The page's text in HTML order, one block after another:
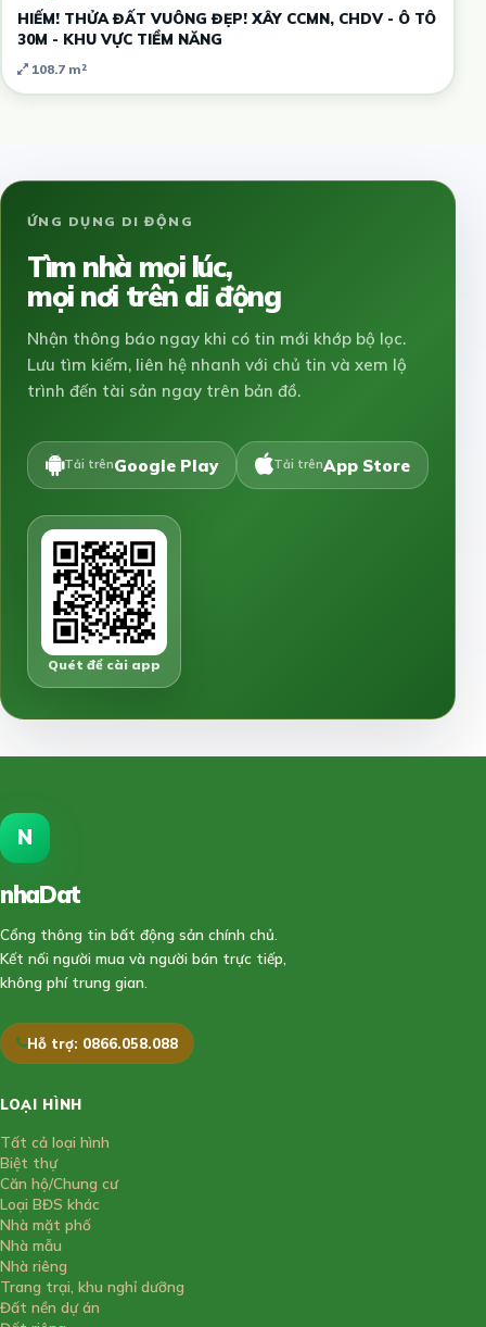
HIẾM! THỬA ĐẤT VUÔNG ĐẸP! XÂY CCMN, CHDV - Ô TÔ
30M - KHU VỰC TIỀM NĂNG
108.7 m²
ỨNG DỤNG DI ĐỘNG
Tìm nhà mọi lúc,
mọi nơi trên di động
Nhận thông báo ngay khi có tin mới khớp bộ lọc.
Lưu tìm kiếm, liên hệ nhanh với chủ tin và xem lộ
trình đến tài sản ngay trên bản đồ.
Tải trênGoogle Play Tải trênApp Store
Quét để cài app
N
nhaDat
Cổng thông tin bất động sản chính chủ.
Kết nối người mua và người bán trực tiếp,
không phí trung gian.
Hỗ trợ: 0866.058.088
LOẠI HÌNH
Tất cả loại hình
Biệt thự
Căn hộ/Chung cư
Loại BĐS khác
Nhà mặt phố
Nhà mẫu
Nhà riêng
Trang trại, khu nghỉ dưỡng
Đất nền dự án